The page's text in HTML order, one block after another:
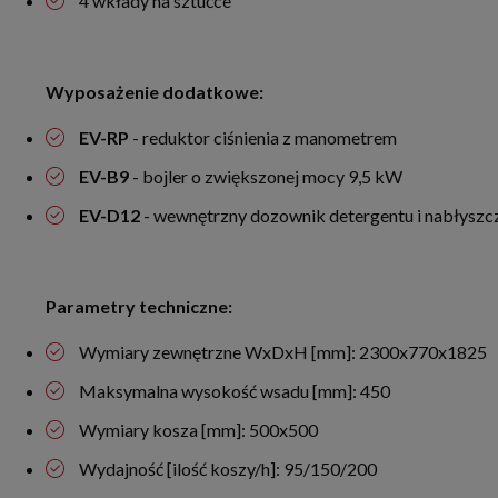
Wyposażenie dodatkowe:
EV-RP - reduktor ciśnienia z manometrem
EV-B9- bojler o zwiększonej mocy 9,5 kW
EV-D12- wewnętrzny dozownik detergentu i
Parametry techniczne:
Wymiary zewnętrzne WxDxH [mm]: 2300x770x1825
Maksymalna wysokość wsadu [mm]: 450
Wymiary kosza [mm]: 500x500
Wydajność [ilość koszy/h]: 95/150/200